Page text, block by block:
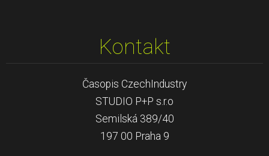
Kontakt
Časopis CzechIndustry
STUDIO P+P s.r.o
Semilská 389/40
197 00 Praha 9